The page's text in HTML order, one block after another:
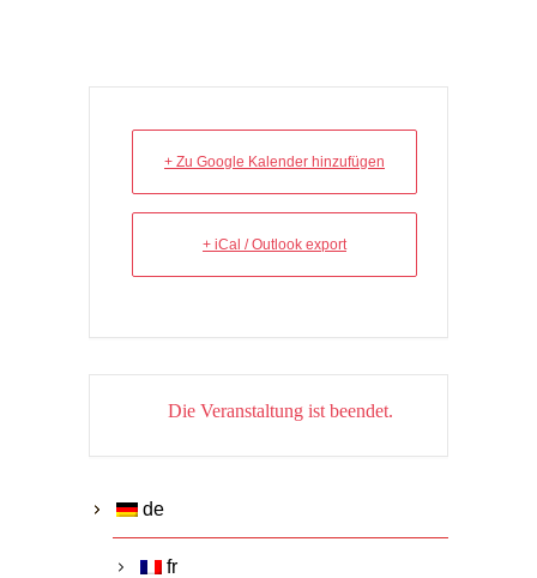
+ Zu Google Kalender hinzufügen
+ iCal / Outlook export
Die Veranstaltung ist beendet.
de
fr